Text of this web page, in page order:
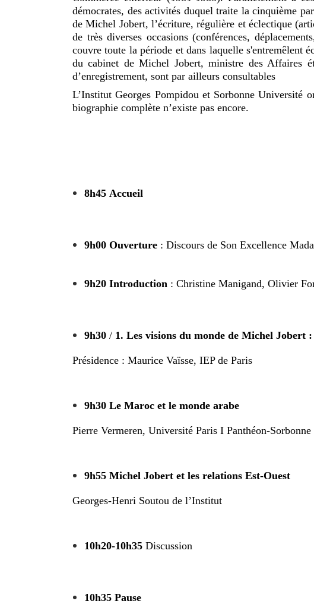
démocrates, des activités duquel traite la cinquième
de Michel Jobert, l’écriture, régulière et éclectique
de très diverses occasions (conférences,
couvre toute la période et dans laquelle s'entremêlent
du cabinet de Michel Jobert, ministre des Affaires
d’enregistrement, sont par ailleurs consultables
L’Institut Georges Pompidou et Sorbonne
biographie complète n’existe pas encore.
8h45 Accueil
9h00 Ouverture : Discours de Son Excellence
9h20 Introduction : Christine Manigand, Olivier
9h30 / 1. Les visions du monde de Michel Jobert
Présidence : Maurice Vaïsse, IEP de Paris
9h30 Le Maroc et le monde arabe
Pierre Vermeren, Université Paris I Panthéon-Sorbonne
9h55 Michel Jobert et les relations Est-Ouest
Georges-Henri Soutou de l’Institut
10h20-10h35 Discussion
10h35 Pause